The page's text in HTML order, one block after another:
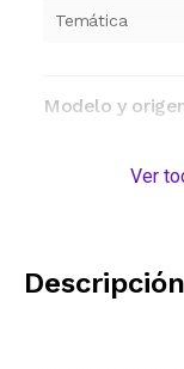
Temática
Modelo y
Ver